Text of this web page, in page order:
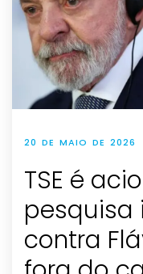
20 DE MAIO DE 2026
TSE é
pesquisa
contra